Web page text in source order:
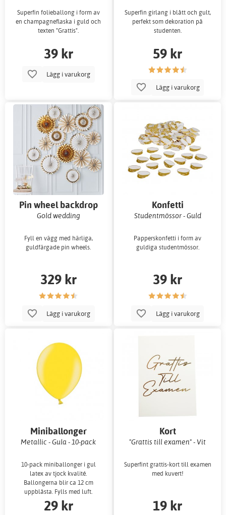
Superfin folieballong i form av
en champagneflaska i guld och
texten "Grattis".
39 kr
Lägg i varukorg
Superfin girlang i blått och gult,
perfekt som dekoration på
studenten.
59 kr
Lägg i varukorg
Pin wheel backdrop
Gold wedding
Fyll en vägg med härliga,
guldfärgade pin wheels.
329 kr
Lägg i varukorg
Konfetti
Studentmössor - Guld
Papperskonfetti i form av
guldiga studentmössor.
39 kr
Lägg i varukorg
Miniballonger
Metallic - Gula - 10-pack
10-pack miniballonger i gul
latex av tjock kvalité.
Ballongerna blir ca 12 cm
uppblåsta. Fylls med luft.
29 kr
Kort
"Grattis till examen" - Vit
Superfint grattis-kort till examen
med kuvert!
19 kr